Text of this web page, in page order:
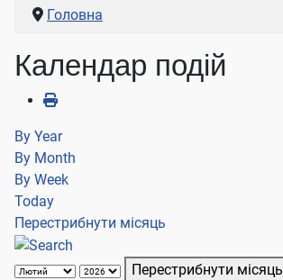
Головна
Календар подій
By Year
By Month
By Week
Today
Перестрибнути місяць
Перестрибнути місяць